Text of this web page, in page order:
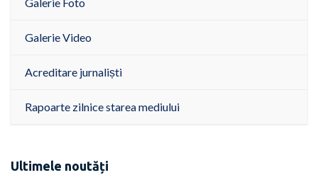
Galerie Foto
Galerie Video
Acreditare jurnaliști
Rapoarte zilnice starea mediului
Ultimele noutăți